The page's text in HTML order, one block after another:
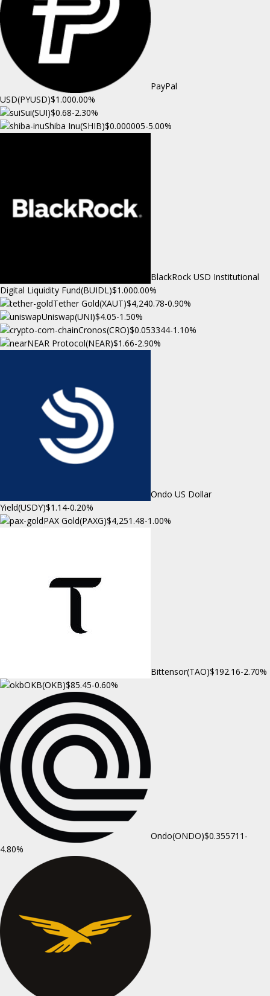
PayPal
USD(PYUSD)$1.000.00%
Sui(SUI)$0.68-2.30%
Shiba Inu(SHIB)$0.000005-5.00%
BlackRock USD Institutional
Digital Liquidity Fund(BUIDL)$1.000.00%
Tether Gold(XAUT)$4,240.78-0.90%
Uniswap(UNI)$4.05-1.50%
Cronos(CRO)$0.053344-1.10%
NEAR Protocol(NEAR)$1.66-2.90%
Ondo US Dollar
Yield(USDY)$1.14-0.20%
PAX Gold(PAXG)$4,251.48-1.00%
Bittensor(TAO)$192.16-2.70%
OKB(OKB)$85.45-0.60%
Ondo(ONDO)$0.355711 -
4.80%